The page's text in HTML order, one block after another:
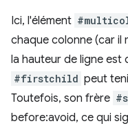
Ici, l'élément
chaque colonne (car il
la hauteur de ligne est
#firstchild peut
Toutefois, son frère
before:avoid, ce qui